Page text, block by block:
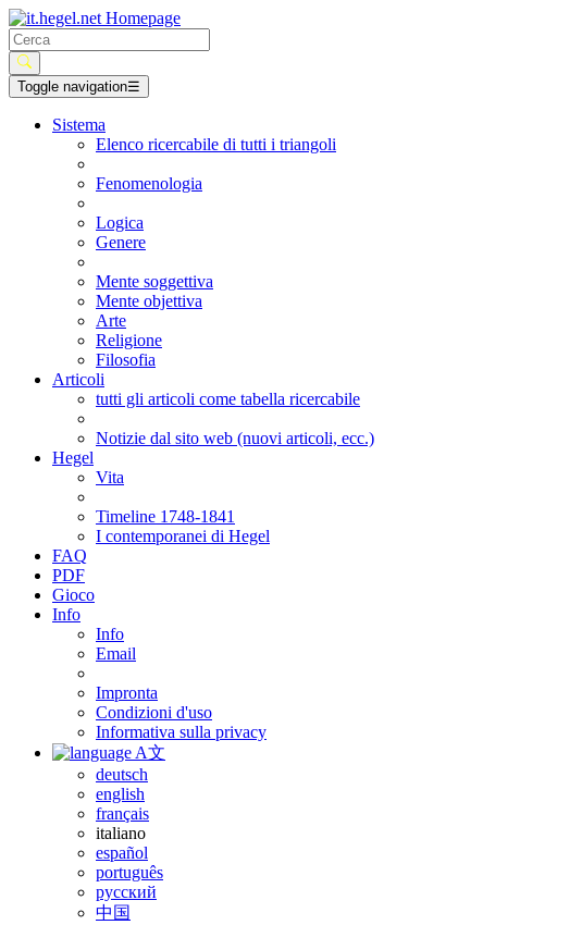
Toggle navigation☰
Sistema
Elenco ricercabile di tutti i triangoli
Fenomenologia
Logica
Genere
Mente soggettiva
Mente objettiva
Arte
Religione
Filosofia
Articoli
tutti gli articoli come tabella ricercabile
Notizie dal sito web (nuovi articoli, ecc.)
Hegel
Vita
Timeline 1748-1841
I contemporanei di Hegel
FAQ
PDF
Gioco
Info
Info
Email
Impronta
Condizioni d'uso
Informativa sulla privacy
A文
deutsch
english
français
italiano
español
português
русский
中国